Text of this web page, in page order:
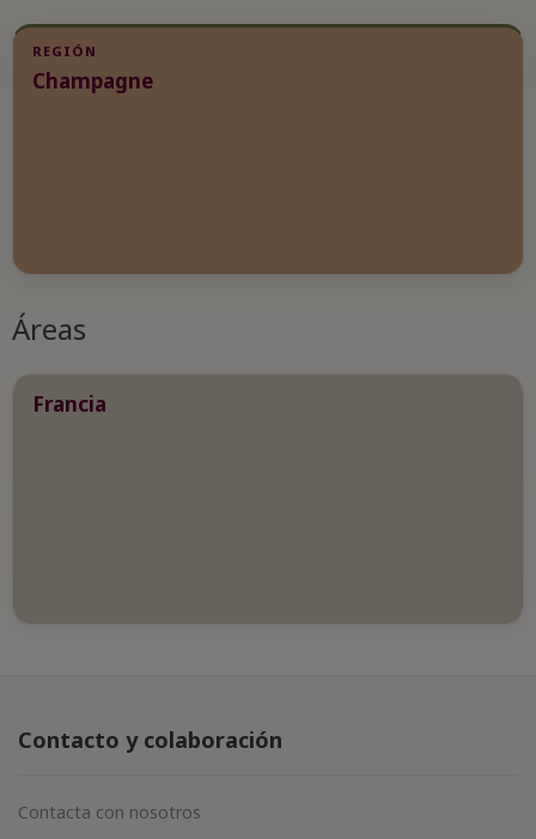
REGIÓN
Champagne
Áreas
Francia
Contacto y colaboración
Contacta con nosotros